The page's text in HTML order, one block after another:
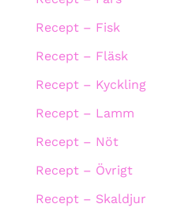
Recept – Fisk
Recept – Fläsk
Recept – Kyckling
Recept – Lamm
Recept – Nöt
Recept – Övrigt
Recept – Skaldjur